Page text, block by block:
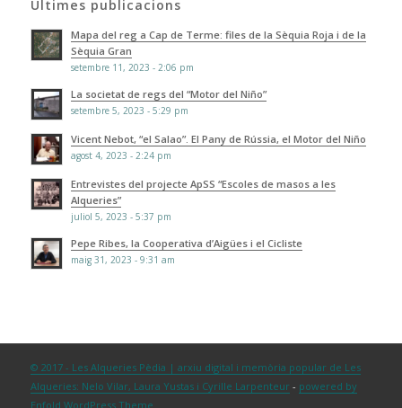
Últimes publicacions
Mapa del reg a Cap de Terme: files de la Sèquia Roja i de la
Sèquia Gran
setembre 11, 2023 - 2:06 pm
La societat de regs del “Motor del Niño”
setembre 5, 2023 - 5:29 pm
Vicent Nebot, “el Salao”. El Pany de Rússia, el Motor del Niño
agost 4, 2023 - 2:24 pm
Entrevistes del projecte ApSS “Escoles de masos a les
Alqueries”
juliol 5, 2023 - 5:37 pm
Pepe Ribes, la Cooperativa d’Aigües i el Cicliste
maig 31, 2023 - 9:31 am
© 2017 - Les Alqueries Pèdia | arxiu digital i memòria popular de Les
Alqueries: Nelo Vilar, Laura Yustas i Cyrille Larpenteur - powered by
Enfold WordPress Theme